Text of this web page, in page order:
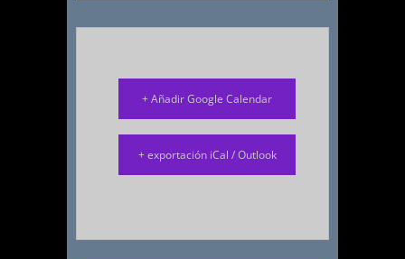
+ Añadir Google Calendar
+ exportación iCal / Outlook